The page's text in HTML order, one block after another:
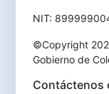
NIT:
©Copyright
Gobierno de
Contáctenos